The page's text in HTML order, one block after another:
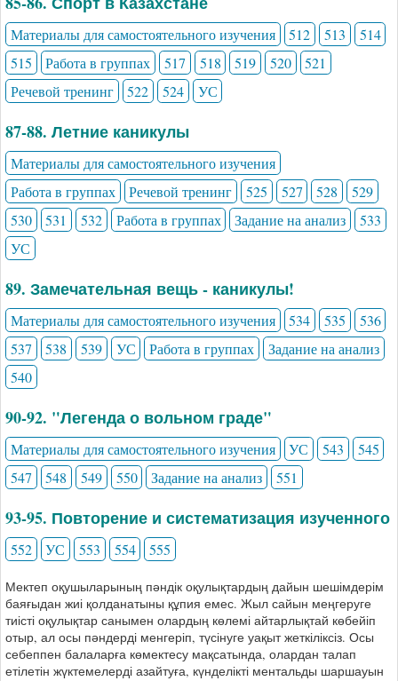
Материалы для самостоятельного изучения 512 513
514
515
Работа в группах 517 518 519 520
521
Речевой тренинг
522 524 УС
87-88. Летние каникулы
Материалы для самостоятельного изучения
Работа в группах
Речевой тренинг 525 527 528
529
530
531 532 Работа в группах Задание на анализ
533
УС
89. Замечательная вещь - каникулы!
Материалы для самостоятельного изучения 534 535
536
537
538 539 УС Работа в группах
Задание на анализ
540
90-92. "Легенда о вольном граде"
Материалы для самостоятельного изучения УС 543
545
547
548 549 550 Задание на анализ 551
93-95. Повторение и систематизация изученного
552 УС 553 554 555
Мектеп оқушыларының пәндік оқулықтардың дайын шешімдерім
баяғыдан жиі қолданатыны құпия емес. Жыл сайын меңгеруге
тиісті оқулықтар санымен олардың көлемі айтарлықтай көбейіп
отыр, ал осы пәндерді менгеріп, түсінуге уақыт жеткіліксіз. Осы
себеппен балаларға көмектесу мақсатында, олардан талап
етілетін жүктемелерді азайтуға, күнделікті ментальды шаршауын